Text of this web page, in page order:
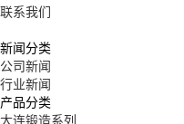
联系我们
新闻分类
公司新闻
行业新闻
产品分类
大连锻造系列